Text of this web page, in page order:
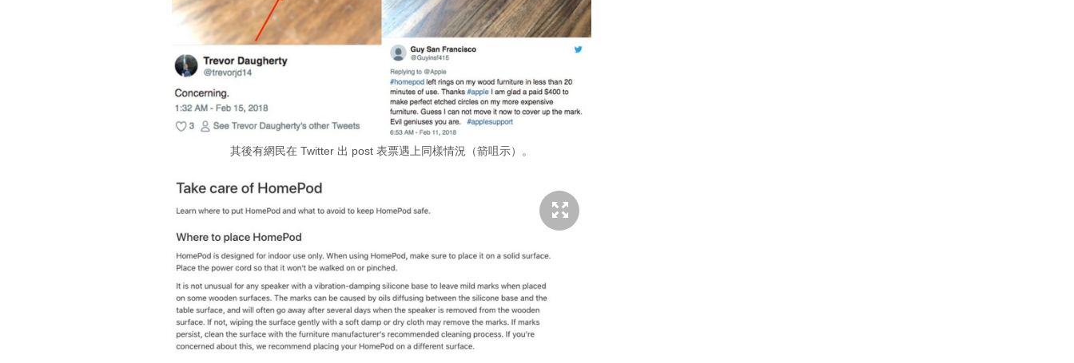
其後有網民在 Twitter 出 post 表票遇上同樣情況（箭咀示）。